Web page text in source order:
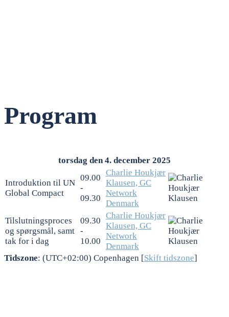
Program
torsdag den 4. december 2025
Introduktion til UN
Global Compact
09.00
-
09.30
Charlie Houkjær
Klausen, GC
Network
Denmark
Tilslutningsproces
og spørgsmål, samt
tak for i dag
09.30
-
10.00
Charlie Houkjær
Klausen, GC
Network
Denmark
Tidszone: (UTC+02:00) Copenhagen [Skift tidszone]